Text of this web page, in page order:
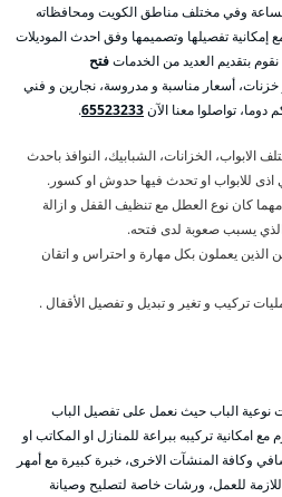
وفي مختلف مناطق الكويت ومحافظاته
إمكانية تفصيلها وتصميمها وفق احدث الموديلات
بتقديم العديد من الخدماتفتح
أسعار مناسبة و مدروسة، نجارين و فني
تواصلوا معنا الآن65523233
.
الابواب، الخزانات، الشبابيك، النوافذ باحدث
للابواب او تحدث فيها حدوش او كسور.
كان نوع العطل مع تنظيف القفل و ازالة
الذي يسبب صعوبة لدى فتحه.
الذين يعملون بكل مهارة و احتراس و اتقان
تركيب و تغير و تبديل و تفصيل الأقفال .
نوعية الباب حيث نعمل على تفصيل الباب
مع امكانية تركيبه ببراعة للمنازل او المكاتب او
وكافة المنشآت الاخرى، خبرة كبيرة مع أمهر
للعمل، ورشات خاصة لتصليح وصيانة